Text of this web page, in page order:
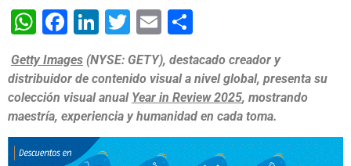
WhatsApp
Facebook
LinkedIn
Twitter
Email
Getty Images (NYSE: GETY), destacado creador y
distribuidor de contenido visual a nivel global, presenta su
colección visual anual Year in Review 2025, mostrando
maestría, experiencia y humanidad en cada toma. ​ ​